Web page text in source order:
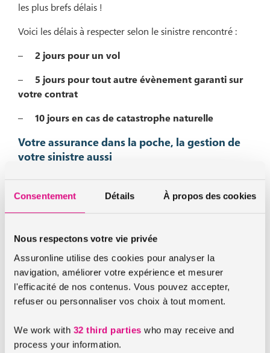
Consentement Détails À propos des cookies
Nous respectons votre vie privée
Assuronline utilise des cookies pour analyser la
navigation, améliorer votre expérience et mesurer
l'efficacité de nos contenus. Vous pouvez accepter,
refuser ou personnaliser vos choix à tout moment.
We work with 32 third parties who may receive and
process your information.
les plus brefs délais !
Voici les délais à respecter selon le sinistre rencontré :
–
2 jours pour un vol
–
5 jours pour tout autre évènement garanti sur
votre contrat
–
10 jours en cas de catastrophe naturelle
Votre assurance dans la poche, la gestion de
votre sinistre aussi
viavotre espace perso,ou bien directement depuis votre
appli mobile dans la rubrique «
Vous pouvez aussi déclarer votre sinistre…
Vous pouvez égalementdéclarer votre sinistre
façon plus traditionnelle en passant :
par email à l’adresse sinistres@assuronline.com
par courrier recommandé à l’adresse suivante :